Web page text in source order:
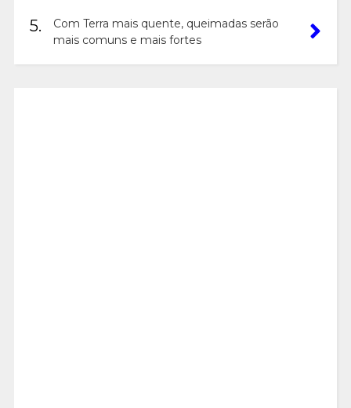
5.
Com Terra mais quente, queimadas serão
mais comuns e mais fortes